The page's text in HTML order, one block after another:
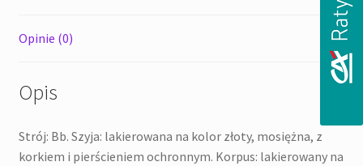
Opinie (0)
Opis
Strój: Bb. Szyja: lakierowana na kolor złoty, mosiężna, z
korkiem i pierścieniem ochronnym. Korpus: lakierowany na